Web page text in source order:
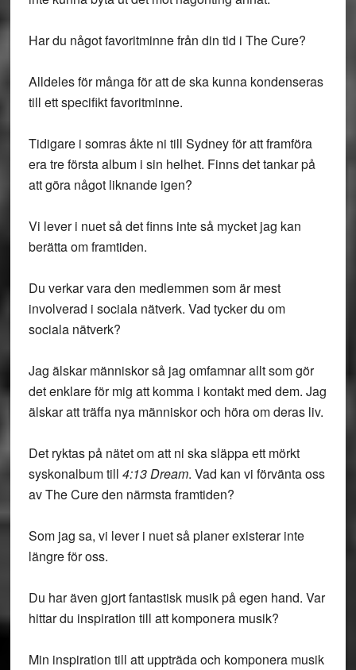
Har du något favoritminne från din tid i The Cure?
Alldeles för många för att de ska kunna kondenseras
till ett specifikt favoritminne.
Tidigare i somras åkte ni till Sydney för att framföra
era tre första album i sin helhet. Finns det tankar på
att göra något liknande igen?
Vi lever i nuet så det finns inte så mycket jag kan
berätta om framtiden.
Du verkar vara den medlemmen som är mest
involverad i sociala nätverk. Vad tycker du om
sociala nätverk?
Jag älskar människor så jag omfamnar allt som gör
det enklare för mig att komma i kontakt med dem. Jag
älskar att träffa nya människor och höra om deras liv.
Det ryktas på nätet om att ni ska släppa ett mörkt
syskonalbum till 4:13 Dream. Vad kan vi förvänta oss
av The Cure den närmsta framtiden?
Som jag sa, vi lever i nuet så planer existerar inte
längre för oss.
Du har även gjort fantastisk musik på egen hand. Var
hittar du inspiration till att komponera musik?
Min inspiration till att uppträda och komponera musik